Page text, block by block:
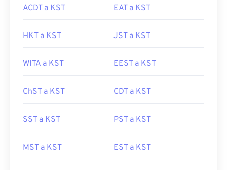
ACDT a KST EAT a KST
HKT a KST JST a KST
WITA a KST EEST a KST
ChST a KST CDT a KST
SST a KST PST a KST
MST a KST EST a KST